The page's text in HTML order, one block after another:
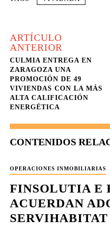
ARTÍCULO
ANTERIOR
CULMIA ENTREGA EN
ZARAGOZA UNA
PROMOCIÓN DE 49
VIVIENDAS CON LA MÁS
ALTA CALIFICACIÓN
ENERGÉTICA
CONTENIDOS
OPERACIONES INMOBILIARIAS
FINSOLUTIA E
ACUERDAN
SERVIHABITAT